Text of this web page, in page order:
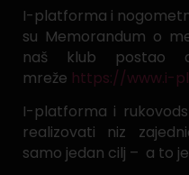
I-platforma i
su Memorandum o
naš klub postao
mreže https://www.i-
I-platforma i
realizovati niz
samo jedan cilj – a to